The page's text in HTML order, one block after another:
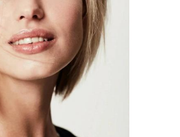
Укладки на средние
волосы